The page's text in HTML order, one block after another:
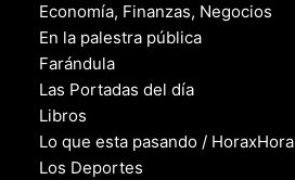
Economía, Finanzas, Negocios
En la palestra pública
Farándula
Las Portadas del día
Libros
Lo que esta pasando / HoraxHora
Los Deportes